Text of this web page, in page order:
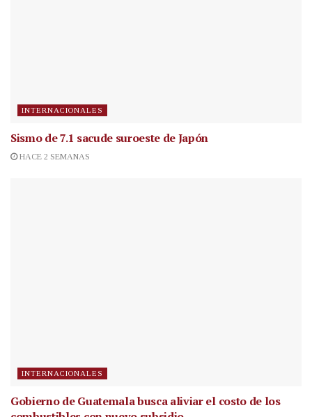
INTERNACIONALES
Sismo de 7.1 sacude suroeste de Japón
HACE 2 SEMANAS
INTERNACIONALES
Gobierno de Guatemala busca aliviar el costo de los